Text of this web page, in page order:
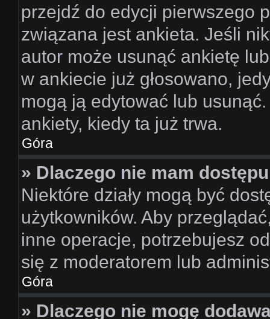
przejdź do edycji pierwszego
związana jest ankieta. Jeśli
autor może usunąć ankietę
w ankiecie już głosowano,
mogą ją edytować lub
ankiety, kiedy ta już trwa.
Góra
» Dlaczego nie mam
Niektóre działy mogą być
użytkowników. Aby
inne operacje, potrzebujesz
się z moderatorem lub
Góra
» Dlaczego nie mogę